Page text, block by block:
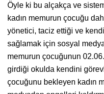
Öyle ki bu alçakça ve
kadın memurun çocuğu
yönetici, taciz ettiği ve
sağlamak için sosyal
memurun çocuğunun
girdiği okulda kendini
çocuğunu bekleyen kadın